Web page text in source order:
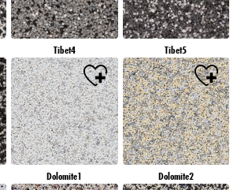
Tibet4 Tibet5
Dolomite1 Dolomite2